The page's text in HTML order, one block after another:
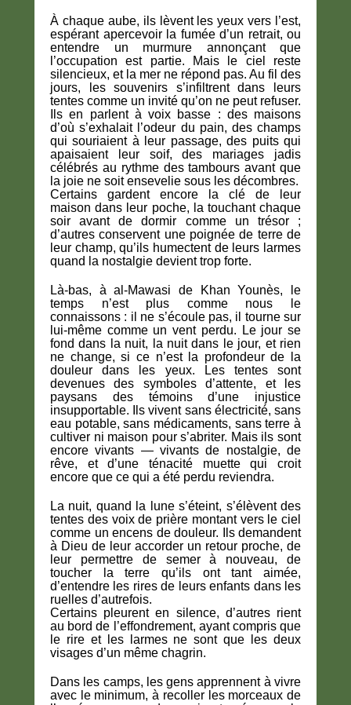
À chaque aube, ils lèvent les yeux vers l’est,
espérant apercevoir la fumée d’un retrait, ou
entendre un murmure annonçant que
l’occupation est partie. Mais le ciel reste
silencieux, et la mer ne répond pas. Au fil des
jours, les souvenirs s’infiltrent dans leurs
tentes comme un invité qu’on ne peut refuser.
Ils en parlent à voix basse : des maisons
d’où s’exhalait l’odeur du pain, des champs
qui souriaient à leur passage, des puits qui
apaisaient leur soif, des mariages jadis
célébrés au rythme des tambours avant que
la joie ne soit ensevelie sous les décombres.
Certains gardent encore la clé de leur
maison dans leur poche, la touchant chaque
soir avant de dormir comme un trésor ;
d’autres conservent une poignée de terre de
leur champ, qu’ils humectent de leurs larmes
quand la nostalgie devient trop forte.
Là-bas, à al-Mawasi de Khan Younès, le
temps n’est plus comme nous le
connaissons : il ne s’écoule pas, il tourne sur
lui-même comme un vent perdu. Le jour se
fond dans la nuit, la nuit dans le jour, et rien
ne change, si ce n’est la profondeur de la
douleur dans les yeux. Les tentes sont
devenues des symboles d’attente, et les
paysans des témoins d’une injustice
insupportable. Ils vivent sans électricité, sans
eau potable, sans médicaments, sans terre à
cultiver ni maison pour s’abriter. Mais ils sont
encore vivants — vivants de nostalgie, de
rêve, et d’une ténacité muette qui croit
encore que ce qui a été perdu reviendra.
La nuit, quand la lune s’éteint, s’élèvent des
tentes des voix de prière montant vers le ciel
comme un encens de douleur. Ils demandent
à Dieu de leur accorder un retour proche, de
leur permettre de semer à nouveau, de
toucher la terre qu’ils ont tant aimée,
d’entendre les rires de leurs enfants dans les
ruelles d’autrefois.
Certains pleurent en silence, d’autres rient
au bord de l’effondrement, ayant compris que
le rire et les larmes ne sont que les deux
visages d’un même chagrin.
Dans les camps, les gens apprennent à vivre
avec le minimum, à recoller les morceaux de